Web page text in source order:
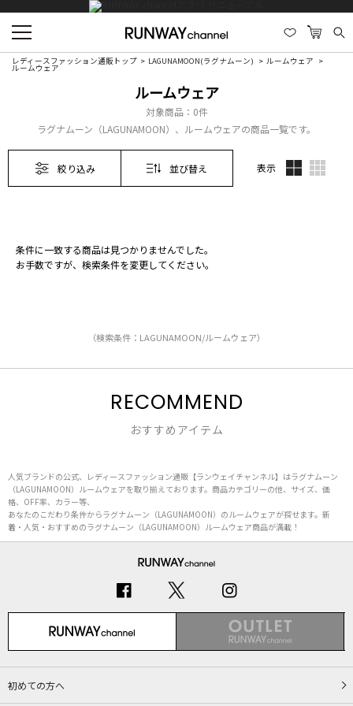
レディースファッション通販トップ LAGUNAMOON(ラグナムーン) ルームウェア
ルームウェア
ルームウェア
対象商品： 0件
ラグナムーン（LAGUNAMOON）、ルームウェアの商品一覧です。
絞り込み 並び替え 表示
条件に一致する商品は見つかりませんでした。
お手数ですが、検索条件を変更してください。
（検索条件：LAGUNAMOON/ルームウェア）
RECOMMEND
おすすめアイテム
人気ブランドの公式、レディースファッション通販【ランウェイチャンネル】はラグナムーン
（LAGUNAMOON）ルームウェアを取り揃えております。商品カテゴリーの他、サイズ、価
格、OFF率、カラー等、
あなたのこだわり条件からラグナムーン（LAGUNAMOON）のルームウェアが探せます。新
着・人気・おすすめのラグナムーン（LAGUNAMOON）ルームウェア商品が満載！
初めての方へ